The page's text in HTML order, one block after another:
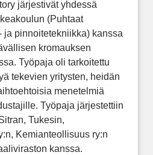
järjestivät yhdessä
(Puhtaat
ja pinnoitetekniikka) kanssa
kromauksen
Työpaja oli tarkoitettu
tekevien yritysten, heidän
menetelmiä
Työpaja järjestettiin
Tukesin,
Kemianteollisuus ry:n
kanssa.